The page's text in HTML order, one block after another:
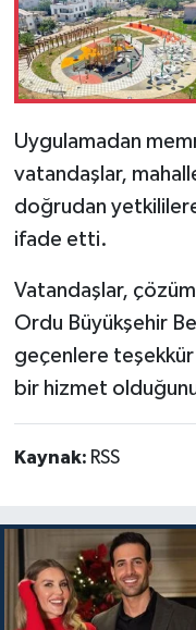
Uygulamadan
vatandaşlar,
doğrudan yetkililere
ifade etti.
Vatandaşlar,
Ordu Büyükşehir
geçenlere teşekkür
bir hizmet
Kaynak: RSS